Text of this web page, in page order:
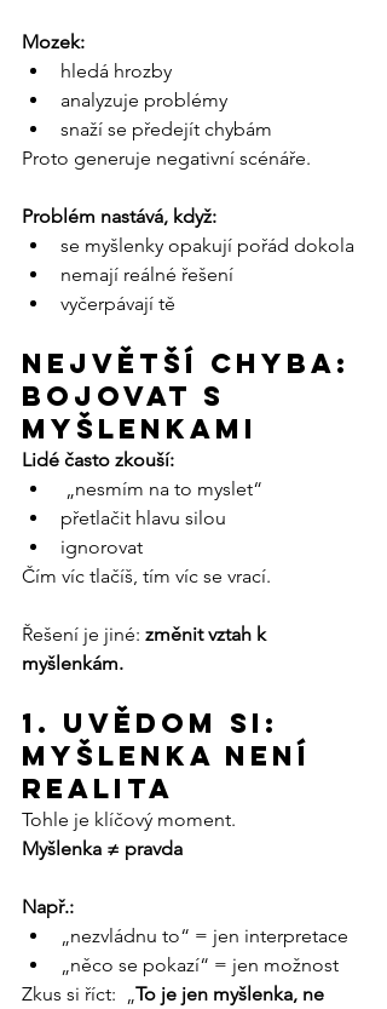
Mozek:
hledá hrozby
analyzuje problémy
snaží se předejít chybám
Proto generuje negativní scénáře.
Problém nastává, když:
se myšlenky opakují pořád dokola
nemají reálné řešení
vyčerpávají tě
Největší chyba:
bojovat s
myšlenkami
Lidé často zkouší:
„nesmím na to myslet“
přetlačit hlavu silou
ignorovat
Čím víc tlačíš, tím víc se vrací.
Řešení je jiné: změnit vztah k
myšlenkám.
1. Uvědom si:
myšlenka není
realita
Tohle je klíčový moment.
Myšlenka ≠ pravda
Např.:
„nezvládnu to“ = jen interpretace
„něco se pokazí“ = jen možnost
Zkus si říct:  „To je jen myšlenka, ne